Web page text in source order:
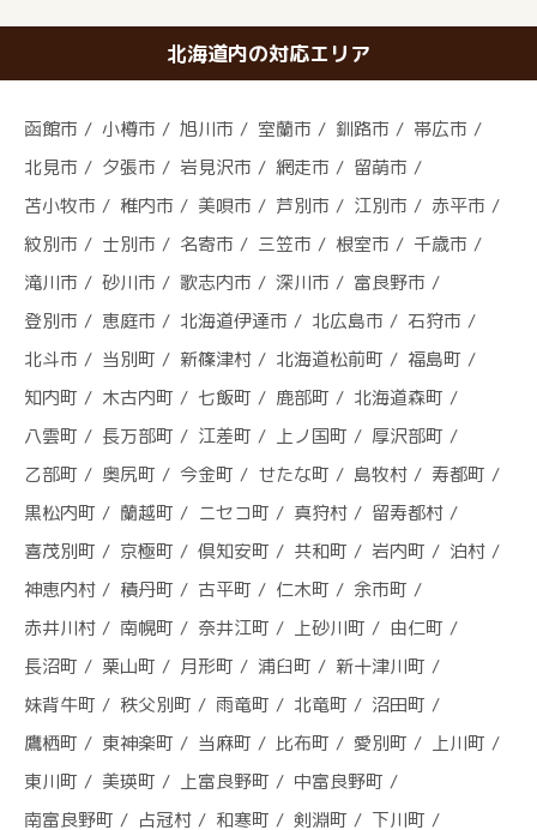
北海道内の対応エリア
函館市 小樽市 旭川市 室蘭市 釧路市
帯広市
北見市
夕張市 岩見沢市 網走市
留萌市
苫小牧市
稚内市 美唄市 芦別市 江別市
赤平市
紋別市
士別市 名寄市 三笠市 根室市
千歳市
滝川市
砂川市 歌志内市 深川市
富良野市
登別市
恵庭市 北海道伊達市 北広島市
石狩市
北斗市
当別町 新篠津村 北海道松前町
福島町
知内町
木古内町 七飯町 鹿部町
北海道森町
八雲町
長万部町 江差町 上ノ国町
厚沢部町
乙部町
奥尻町 今金町 せたな町 島牧村
寿都町
黒松内町
蘭越町 ニセコ町 真狩村
留寿都村
喜茂別町
京極町 倶知安町 共和町 岩内町
泊村
神恵内村
積丹町 古平町 仁木町
余市町
赤井川村
南幌町 奈井江町 上砂川町
由仁町
長沼町
栗山町 月形町 浦臼町
新十津川町
妹背牛町
秩父別町 雨竜町 北竜町
沼田町
鷹栖町
東神楽町 当麻町 比布町 愛別町
上川町
東川町
美瑛町 上富良野町
中富良野町
南富良野町
占冠村 和寒町 剣淵町
下川町